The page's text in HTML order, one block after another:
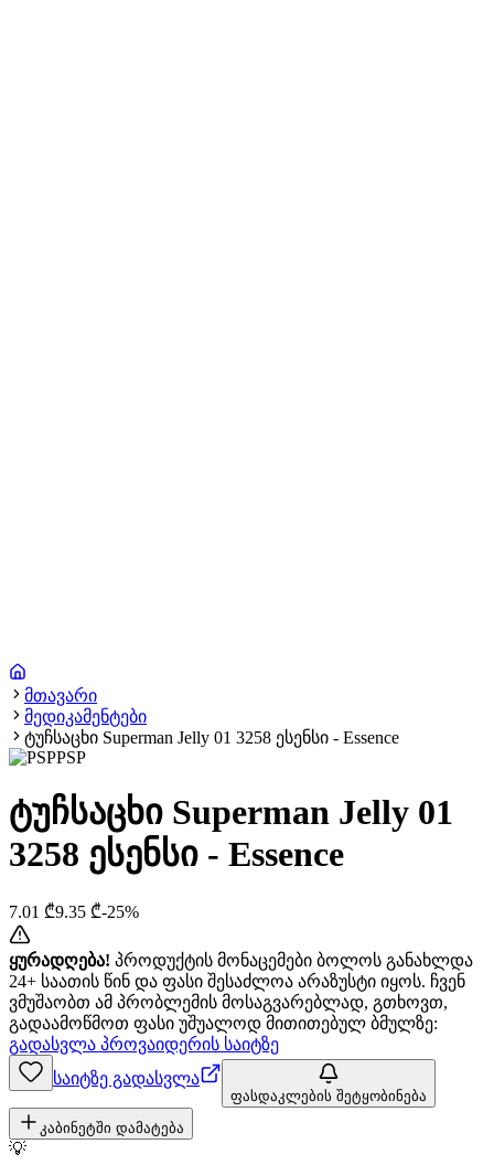
მთავარი
მედიკამენტები
ტუჩსაცხი Superman Jelly 01 3258 ესენსი - Essence
PSP
ტუჩსაცხი Superman Jelly 01
3258 ესენსი - Essence
7.01 ₾9.35 ₾-25%
ყურადღება! პროდუქტის მონაცემები ბოლოს განახლდა
24+ საათის წინ და ფასი შესაძლოა არაზუსტი იყოს. ჩვენ
ვმუშაობთ ამ პრობლემის მოსაგვარებლად, გთხოვთ,
გადაამოწმოთ ფასი უშუალოდ მითითებულ ბმულზე:
გადასვლა პროვაიდერის საიტზე
საიტზე გადასვლა
ფასდაკლების შეტყობინება
კაბინეტში დამატება
💡